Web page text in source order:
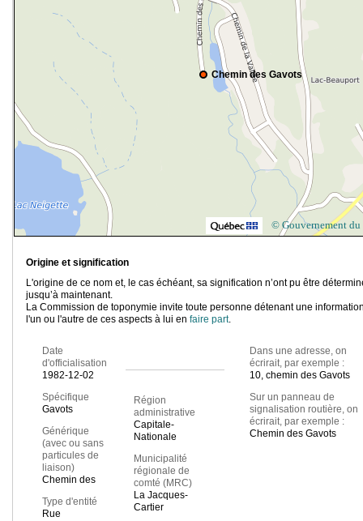
Chemin des Gavots
© Gouvernement du
Origine et signification
L'origine de ce nom et, le cas échéant, sa signification n’ont pu être
jusqu’à maintenant.
La Commission de toponymie invite toute personne détenant une
l'un ou l'autre de ces aspects à lui en faire part.
Date
d'officialisation
1982-12-02
Spécifique
Gavots
Générique
(avec ou sans
particules de
liaison)
Chemin des
Type d'entité
Rue
Région
administrative
Capitale-
Nationale
Municipalité
régionale de
comté (MRC)
La Jacques-
Cartier
Dans une adresse, on
écrirait, par exemple :
10, chemin des Gavots
Sur un panneau de
signalisation routière, on
écrirait, par exemple :
Chemin des Gavots